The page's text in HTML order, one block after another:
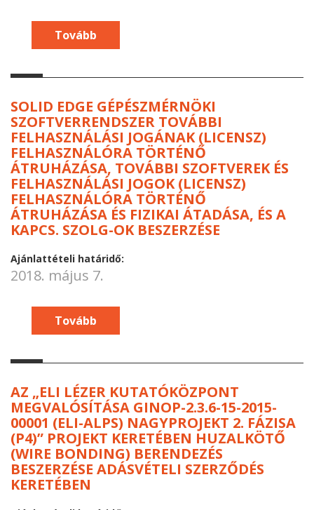
Tovább
SOLID EDGE GÉPÉSZMÉRNÖKI
SZOFTVERRENDSZER TOVÁBBI
FELHASZNÁLÁSI JOGÁNAK (LICENSZ)
FELHASZNÁLÓRA TÖRTÉNŐ
ÁTRUHÁZÁSA, TOVÁBBI SZOFTVEREK ÉS
FELHASZNÁLÁSI JOGOK (LICENSZ)
FELHASZNÁLÓRA TÖRTÉNŐ
ÁTRUHÁZÁSA ÉS FIZIKAI ÁTADÁSA, ÉS A
KAPCS. SZOLG-OK BESZERZÉSE
Ajánlattételi határidő:
2018. május 7.
Tovább
AZ „ELI LÉZER KUTATÓKÖZPONT
MEGVALÓSÍTÁSA GINOP-2.3.6-15-2015-
00001 (ELI-ALPS) NAGYPROJEKT 2. FÁZISA
(P4)” PROJEKT KERETÉBEN HUZALKÖTŐ
(WIRE BONDING) BERENDEZÉS
BESZERZÉSE ADÁSVÉTELI SZERZŐDÉS
KERETÉBEN